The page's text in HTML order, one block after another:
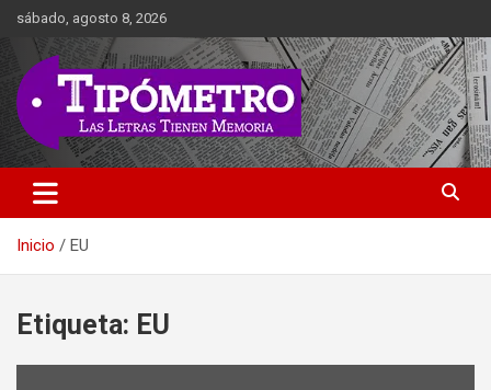
Saltar
contenido
sábado, agosto 8, 2026
Tipometro
Las Letras Tienen Memoria
Inicio EU
Etiqueta: EU